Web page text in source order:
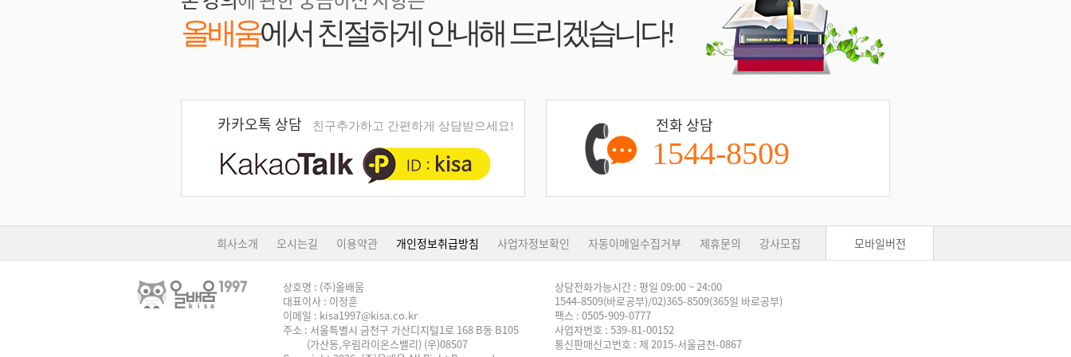
올배움에서 친절하게 안내해 드리겠습니다!
카카오톡 상담 친구추가하고 간편하게 상담받으세요! 전화 상담
1544-8509
회사소개 오시는길 이용약관 개인정보취급방침 사업자정보확인 자동이메일수집거부 제휴문의 강사모집 모바일버전
상호명 : (주)올배움
대표이사 : 이정훈
이메일 : kisa1997@kisa.co.kr
주소 : 서울특별시 금천구 가산디지털1로 168 B동 B105
(가산동,우림라이온스밸리) (우)08507
상담전화가능시간 : 평일 09:00 ~ 24:00
1544-8509(바로공부)/02)365-8509(365일 바로공부)
팩스 : 0505-909-0777
사업자번호 : 539-81-00152
통신판매신고번호 : 제 2015-서울금천-0867